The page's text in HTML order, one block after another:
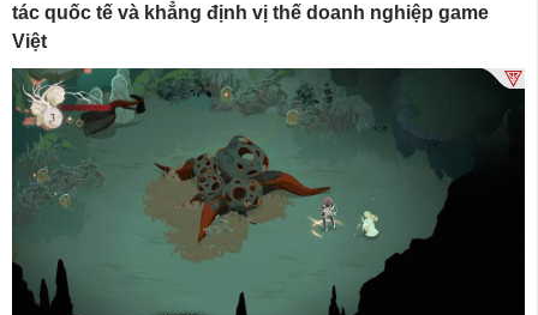
tác quốc tế và khẳng định vị thế doanh nghiệp game
Việt